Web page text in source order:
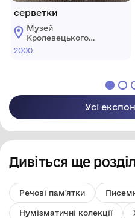
серветки
Музей
Кролевецького
ткацтва
2000
Усі
Дивіться ще
Речові пам'ятки
Нумізматичні колекції